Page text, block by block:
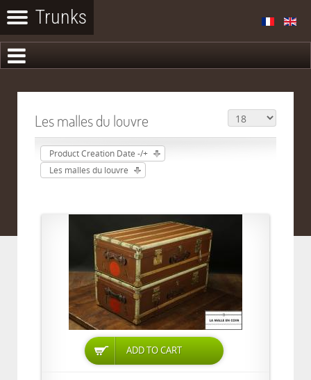
Les malles du louvre
Product Creation Date -/+
Les malles du louvre
ADD TO CART